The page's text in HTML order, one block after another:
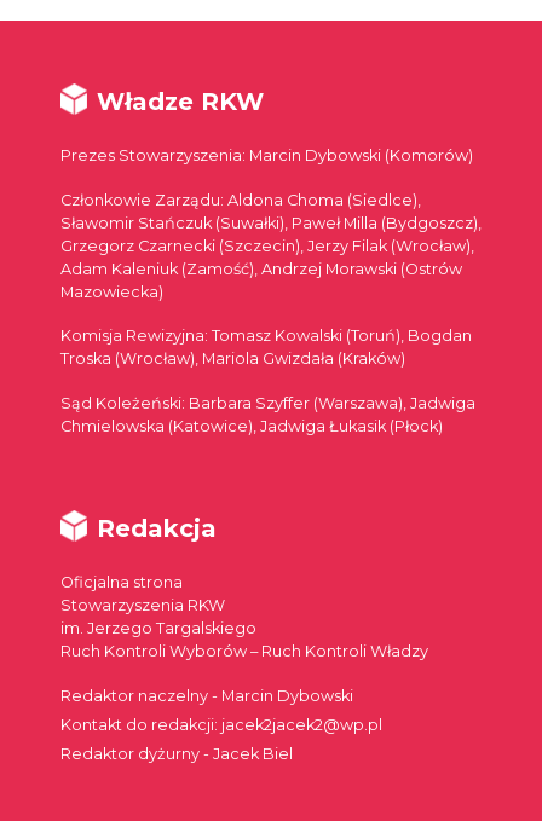
Władze RKW
Prezes Stowarzyszenia: Marcin Dybowski (Komorów)
Członkowie Zarządu: Aldona Choma (Siedlce),
Sławomir Stańczuk (Suwałki), Paweł Milla (Bydgoszcz),
Grzegorz Czarnecki (Szczecin), Jerzy Filak (Wrocław),
Adam Kaleniuk (Zamość), Andrzej Morawski (Ostrów
Mazowiecka)
Komisja Rewizyjna: Tomasz Kowalski (Toruń), Bogdan
Troska (Wrocław), Mariola Gwizdała (Kraków)
Sąd Koleżeński: Barbara Szyffer (Warszawa), Jadwiga
Chmielowska (Katowice), Jadwiga Łukasik (Płock)
Redakcja
Oficjalna strona
Stowarzyszenia RKW
im. Jerzego Targalskiego
Ruch Kontroli Wyborów – Ruch Kontroli Władzy
Redaktor naczelny - Marcin Dybowski
Kontakt do redakcji: jacek2jacek2@wp.pl
Redaktor dyżurny - Jacek Biel